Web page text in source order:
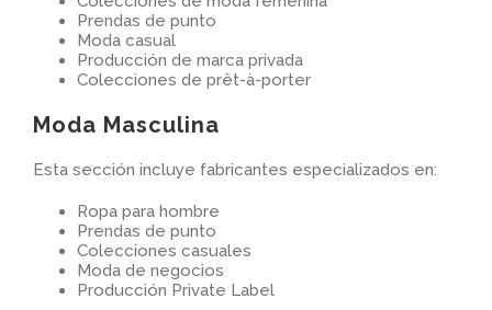
Prendas de punto
Moda casual
Producción de marca privada
Colecciones de prêt-à-porter
Moda Masculina
Esta sección incluye fabricantes especializados en:
Ropa para hombre
Prendas de punto
Colecciones casuales
Moda de negocios
Producción Private Label